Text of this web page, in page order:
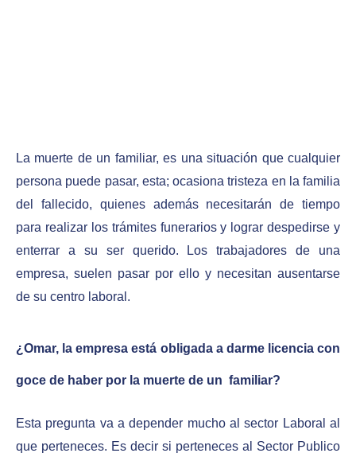
La muerte de un familiar, es una situación que cualquier
persona puede pasar, esta; ocasiona tristeza en la familia
del fallecido, quienes además necesitarán de tiempo
para realizar los trámites funerarios y lograr despedirse y
enterrar a su ser querido. Los trabajadores de una
empresa, suelen pasar por ello y necesitan ausentarse
de su centro laboral.
¿Omar, la empresa está obligada a darme licencia con
goce de haber por la muerte de un familiar?
Esta pregunta va a depender mucho al sector Laboral al
que perteneces. Es decir si perteneces al Sector Publico